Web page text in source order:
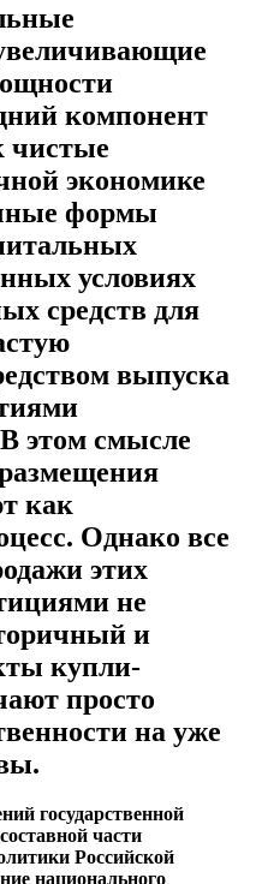
компонент
чистые
экономике
формы
условиях
средств для
выпуска
этом смысле
как
Однако все
этих
не
и
купли-
просто
на уже
государственной
части
Российской
национального